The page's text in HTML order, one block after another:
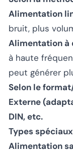
Alimentation
bruit, plus
Alimentation à
à haute
peut générer
Selon le
Externe
DIN, etc.
Types
Alimentation